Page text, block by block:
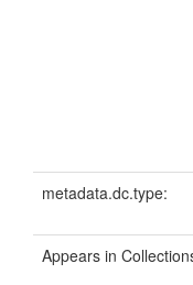
metadata.dc.type:
Appears in